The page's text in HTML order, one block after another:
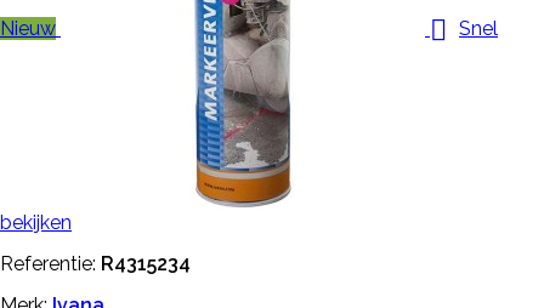
Nieuw  Snel
bekijken
Referentie: R4315234